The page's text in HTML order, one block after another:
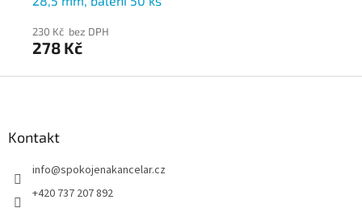
230 Kč bez DPH
278 Kč
Kontakt
info@spokojenakancelar.cz
+420 737 207 892